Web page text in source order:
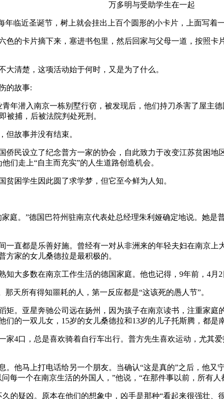
万多明与受助学生在一起
临近圣诞节，树上就会挂出上百个圆形的小卡片，上面写着
色的卡片摘下来，塞进书包里，然后回家与父母一道，按照
清楚，这项活动始于何时，又是为了什么。
的故事:
青年潜入南京一栋别墅行窃，被发现后，他们持刀杀害了屋
被捕，后被法院判处死刑。
但故事并没有结束。
侨民设立了纪念普方一家的协会，自此致力于改变江苏贫困
们走上“自主而充实”的人生道路创造机会。
困学生因此圆了求学梦，但它至今鲜为人知。
庭。”德国巴符州驻南京代表处总经理朱利娅确定地说。她
一直都是乐善好施。曾经有一对从非洲来的年轻夫妇在南京
家的女儿桑德拉是最积极的。
大多数在南京工作生活的德国家庭。他也记得，9年前，4月
天所有得知噩耗的人，第一反应都是“这该死的愚人节”。
矩。亚星奔驰公司远在扬州，因为孩子在南京读书，注重家
的一双儿女，15岁的女儿桑德拉和13岁的儿子托斯腾，都是
家4口，总是喜欢骑着自行车出行。普方先生喜欢运动，尤其
他马上打电话给另一个朋友。当确认“这是真的”之后，他
每一个在南京生活的外国人，”他说，“在那件事以前，所有
的疑凶。原本在他们的想象中，凶手是那种“看起来很强壮、